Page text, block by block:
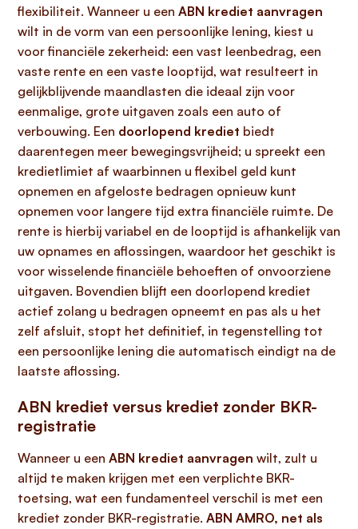
flexibiliteit. Wanneer u een ABN krediet aanvragen
wilt in de vorm van een persoonlijke lening, kiest u
voor financiële zekerheid: een vast leenbedrag, een
vaste rente en een vaste looptijd, wat resulteert in
gelijkblijvende maandlasten die ideaal zijn voor
eenmalige, grote uitgaven zoals een auto of
verbouwing. Een doorlopend krediet biedt
daarentegen meer bewegingsvrijheid; u spreekt een
kredietlimiet af waarbinnen u flexibel geld kunt
opnemen en afgeloste bedragen opnieuw kunt
opnemen voor langere tijd extra financiële ruimte. De
rente is hierbij variabel en de looptijd is afhankelijk van
uw opnames en aflossingen, waardoor het geschikt is
voor wisselende financiële behoeften of onvoorziene
uitgaven. Bovendien blijft een doorlopend krediet
actief zolang u bedragen opneemt en pas als u het
zelf afsluit, stopt het definitief, in tegenstelling tot
een persoonlijke lening die automatisch eindigt na de
laatste aflossing.
ABN krediet versus krediet zonder BKR-
registratie
Wanneer u een ABN krediet aanvragen wilt, zult u
altijd te maken krijgen met een verplichte BKR-
toetsing, wat een fundamenteel verschil is met een
krediet zonder BKR-registratie. ABN AMRO, net als